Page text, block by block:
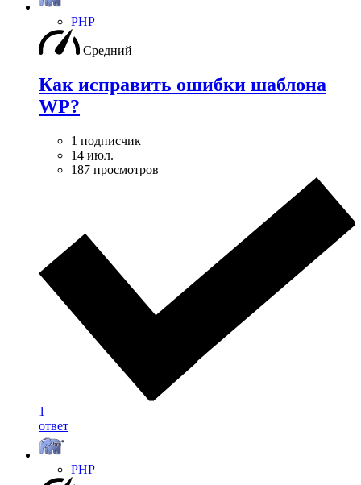
PHP
Средний
Как исправить ошибки шаблона
WP?
1 подписчик
14 июл.
187 просмотров
1
ответ
PHP